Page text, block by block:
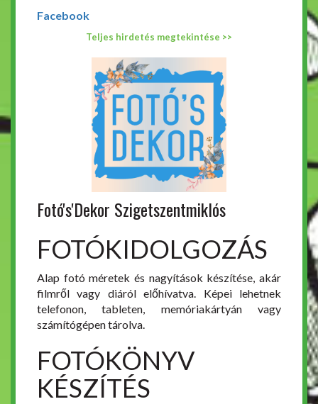
Facebook
Teljes hirdetés megtekintése >>
Fotó's'Dekor Szigetszentmiklós
FOTÓKIDOLGOZÁS
Alap fotó méretek és nagyítások készítése, akár
filmről vagy diáról előhívatva. Képei lehetnek
telefonon, tableten, memóriakártyán vagy
számítógépen tárolva.
FOTÓKÖNYV
KÉSZÍTÉS